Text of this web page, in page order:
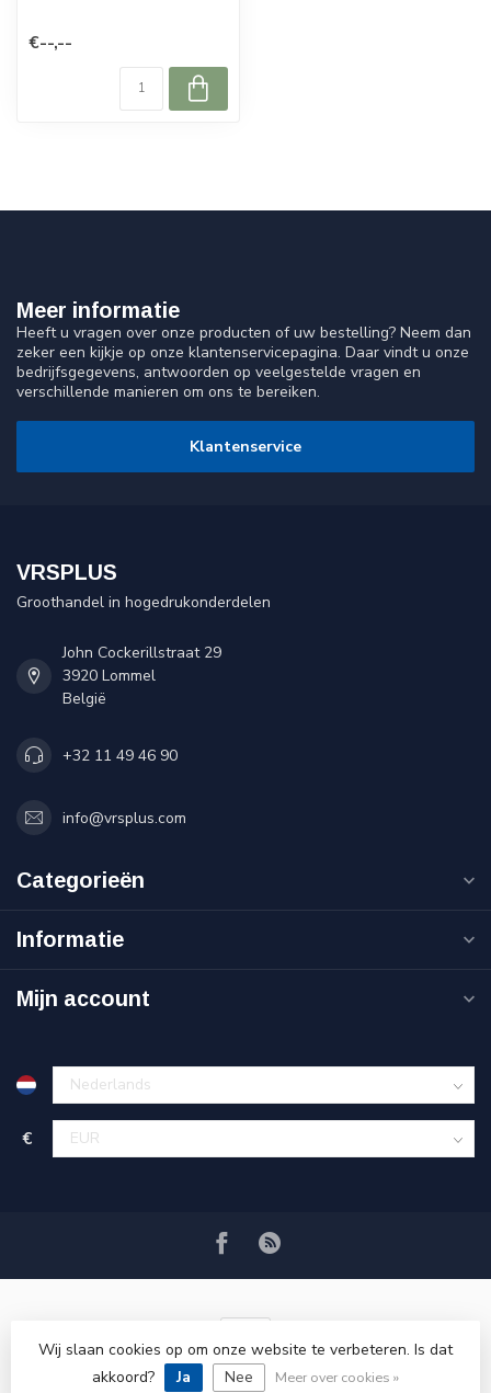
€--,--
Meer informatie
Heeft u vragen over onze producten of uw bestelling? Neem dan
zeker een kijkje op onze klantenservicepagina. Daar vindt u onze
bedrijfsgegevens, antwoorden op veelgestelde vragen en
verschillende manieren om ons te bereiken.
Klantenservice
VRSPLUS
Groothandel in hogedrukonderdelen
John Cockerillstraat 29
3920 Lommel
België
+32 11 49 46 90
info@vrsplus.com
Categorieën
Informatie
Mijn account
€
© Copyright 2026 VRSPLUS
Wij slaan cookies op om onze website te verbeteren. Is dat
akkoord?
Ja Nee Meer over cookies »